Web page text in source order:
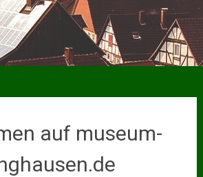
auf museum-